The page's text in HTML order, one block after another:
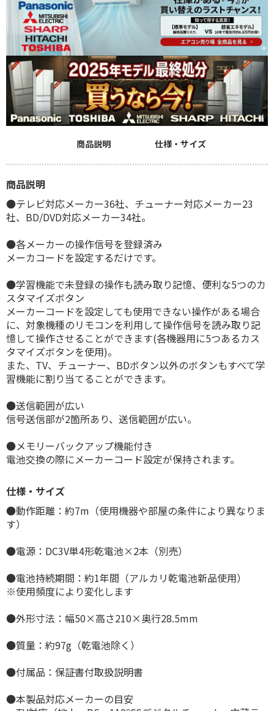
商品説明 仕様・サイズ
商品説明
●テレビ対応メーカー36社、チューナー対応メーカー23
社、BD/DVD対応メーカー34社。
●各メーカーの操作信号を登録済み
メーカコードを設定するだけです。
●学習機能で未登録の操作も読み取り記憶、便利な5つのカ
スタマイズボタン
メーカーコードを設定しても使用できない操作がある場合
に、対象機種のリモコンを利用して操作信号を読み取り記
憶して操作させることができます(各機器用に5つあるカス
タマイズボタンを使用)。
また、TV、チューナー、BDボタン以外のボタンもすべて学
習機能に割り当てることができます。
●送信範囲が広い
信号送信部が2箇所あり、送信範囲が広い。
●メモリーバックアップ機能付き
電池交換の際にメーカーコード設定が保持されます。
仕様・サイズ
●動作距離：約7m（使用機器や部屋の条件により異なりま
す）
●電源：DC3V単4形乾電池×2本（別売）
●電池持続期間：約1年間（アルカリ乾電池新品使用）
※使用頻度により変化します
●外形寸法：幅50×高さ210×奥行28.5mm
●質量：約97g（乾電池除く）
●付属品：保証書付取扱説明書
●本製品対応メーカーの目安